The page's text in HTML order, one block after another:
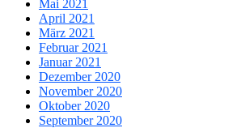
Mai 2021
April 2021
März 2021
Februar 2021
Januar 2021
Dezember 2020
November 2020
Oktober 2020
September 2020